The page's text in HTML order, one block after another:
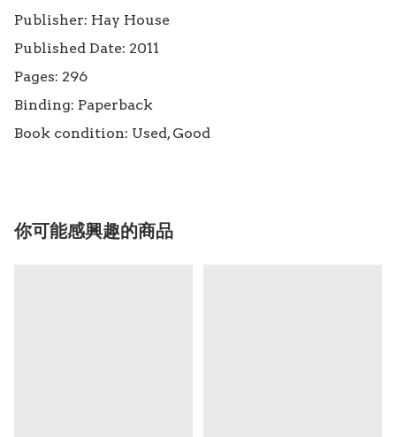
Publisher: Hay House
Published Date: 2011
Pages: 296
Binding: Paperback
Book condition: Used, Good
你可能感興趣的商品